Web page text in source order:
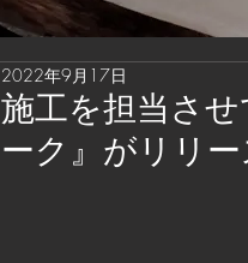
施工を担当さ
ーク』がリリー
2022年9月17日